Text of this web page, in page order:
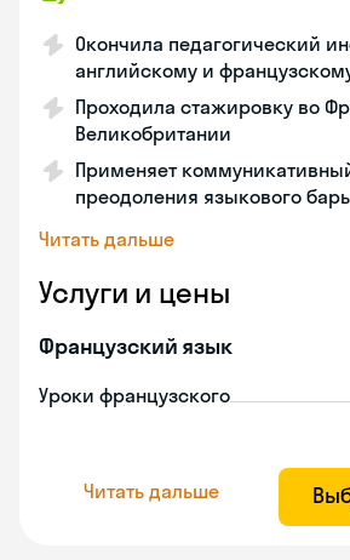
Окончила педагогический
английскому и
Проходила стажировку во
Великобритании
Применяет
преодоления языкового
Читать дальше
Услуги и цены
Французский язык
Уроки французского
Читать дальше